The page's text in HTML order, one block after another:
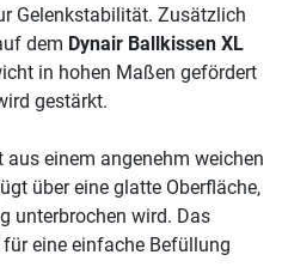
Gelenkstabilität. Zusätzlich
dem Dynair Ballkissen XL
in hohen Maßen gefördert
gestärkt.
aus einem angenehm weichen
über eine glatte Oberfläche,
unterbrochen wird. Das
eine einfache Befüllung